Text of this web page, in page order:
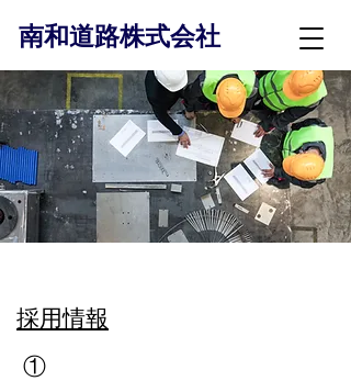
南和道路株式会社
​採用情報
①